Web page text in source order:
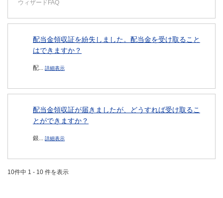
ウィザードFAQ
配当金領収証を紛失しました。配当金を受け取ること
はできますか？
配... 詳細表示
配当金領収証が届きましたが、どうすれば受け取るこ
とができますか？
銀... 詳細表示
10件中 1 - 10 件を表示